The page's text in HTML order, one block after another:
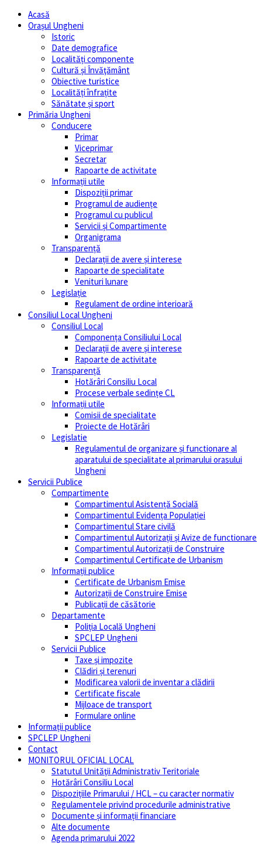
Acasă
Orașul Ungheni
Istoric
Date demografice
Localități componente
Cultură și Învăţământ
Obiective turistice
Localități înfrațite
Sănătate și sport
Primăria Ungheni
Conducere
Primar
Viceprimar
Secretar
Rapoarte de activitate
Informații utile
Dispoziții primar
Programul de audiențe
Programul cu publicul
Servicii și Compartimente
Organigrama
Transparență
Declarații de avere și interese
Rapoarte de specialitate
Venituri lunare
Legislație
Regulament de ordine interioară
Consiliul Local Ungheni
Consiliul Local
Componența Consiliului Local
Declarații de avere și interese
Rapoarte de activitate
Transparență
Hotărâri Consiliu Local
Procese verbale sedințe CL
Informații utile
Comisii de specialitate
Proiecte de Hotărâri
Legislatie
Regulamentul de organizare și functionare al
aparatului de specialitate al primarului orasului
Ungheni
Servicii Publice
Compartimente
Compartimentul Asistență Socială
Compartimentul Evidența Populației
Compartimentul Stare civilă
Compartimentul Autorizații și Avize de functionare
Compartimentul Autorizații de Construire
Compartimentul Certificate de Urbanism
Informații publice
Certificate de Urbanism Emise
Autorizații de Construire Emise
Publicații de căsătorie
Departamente
Poliția Locală Ungheni
SPCLEP Ungheni
Servicii Publice
Taxe și impozite
Clădiri și terenuri
Modificarea valorii de inventar a clădirii
Certificate fiscale
Mijloace de transport
Formulare online
Informații publice
SPCLEP Ungheni
Contact
MONITORUL OFICIAL LOCAL
Statutul Unităţii Administrativ Teritoriale
Hotărâri Consiliu Local
Dispozițiile Primarului / HCL – cu caracter normativ
Regulamentele privind procedurile administrative
Documente și informații financiare
Alte documente
Agenda primarului 2022